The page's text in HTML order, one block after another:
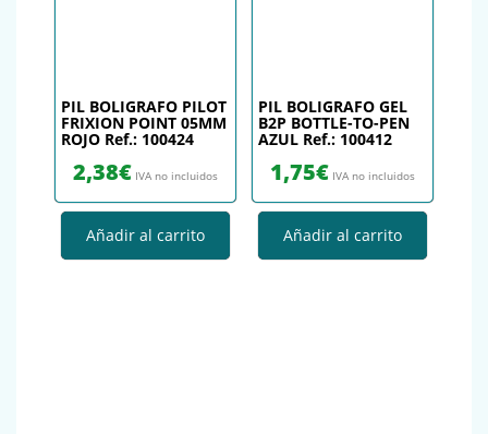
PIL BOLIGRAFO PILOT
FRIXION POINT 05MM
ROJO Ref.: 100424
2,38€ IVA no incluidos
Añadir al carrito
PIL BOLIGRAFO GEL
B2P BOTTLE-TO-PEN
AZUL Ref.: 100412
1,75€ IVA no incluidos
Añadir al carrito